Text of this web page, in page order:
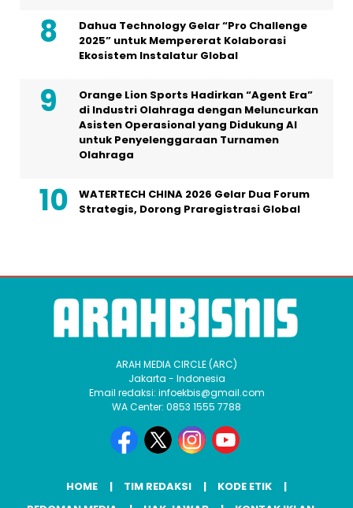
Dahua Technology Gelar “Pro Challenge
2025” untuk Mempererat Kolaborasi
Ekosistem Instalatur Global
Orange Lion Sports Hadirkan “Agent Era”
di Industri Olahraga dengan Meluncurkan
Asisten Operasional yang Didukung AI
untuk Penyelenggaraan Turnamen
Olahraga
WATERTECH CHINA 2026 Gelar Dua Forum
Strategis, Dorong Praregistrasi Global
ARAH MEDIA CIRCLE (ARC)
Jakarta - Indonesia
Email redaksi: infoekbis@gmail.com
WA Center: 0853 1555 7788
HOME TIM REDAKSI
KODE ETIK